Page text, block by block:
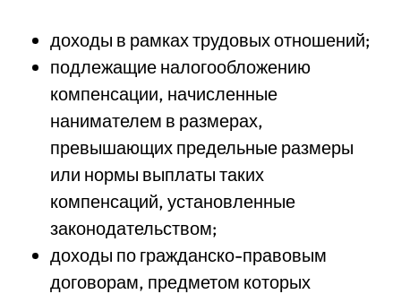
доходы в рамках трудовых отношений;
подлежащие налогообложению
компенсации, начисленные
нанимателем в размерах,
превышающих предельные размеры
или нормы выплаты таких
компенсаций, установленные
законодательством;
доходы по гражданско-правовым
договорам, предметом которых